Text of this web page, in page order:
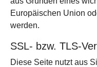
Europäischen Union
werden.
SSL- bzw. TLS-
Diese Seite nutzt aus